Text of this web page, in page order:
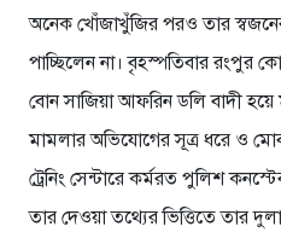
অনেক খোঁজাখুঁজির পরও তার
পাচ্ছিলেন না। বৃহস্পতিবার রংপুর
বোন সাজিয়া আফরিন ডলি বাদী
মামলার অভিযোগের সূত্র ধরে ও
ট্রেনিং সেন্টারে কর্মরত পুলিশ
তার দেওয়া তথ্যের ভিত্তিতে তার